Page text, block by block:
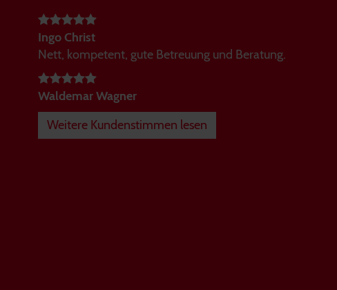
Ingo Christ
Nett, kompetent, gute Betreuung und Beratung.
Waldemar Wagner
Weitere Kundenstimmen lesen